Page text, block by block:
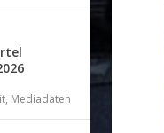
, Mediadaten